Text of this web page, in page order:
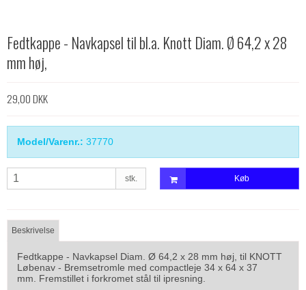
Fedtkappe - Navkapsel til bl.a. Knott Diam. Ø 64,2 x 28
mm høj,
29,00 DKK
Model/Varenr.: 37770
stk. Køb
Beskrivelse
Fedtkappe - Navkapsel Diam. Ø 64,2 x 28 mm høj, til KNOTT
Løbenav - Bremsetromle med compactleje 34 x 64 x 37
mm. Fremstillet i forkromet stål til ipresning.